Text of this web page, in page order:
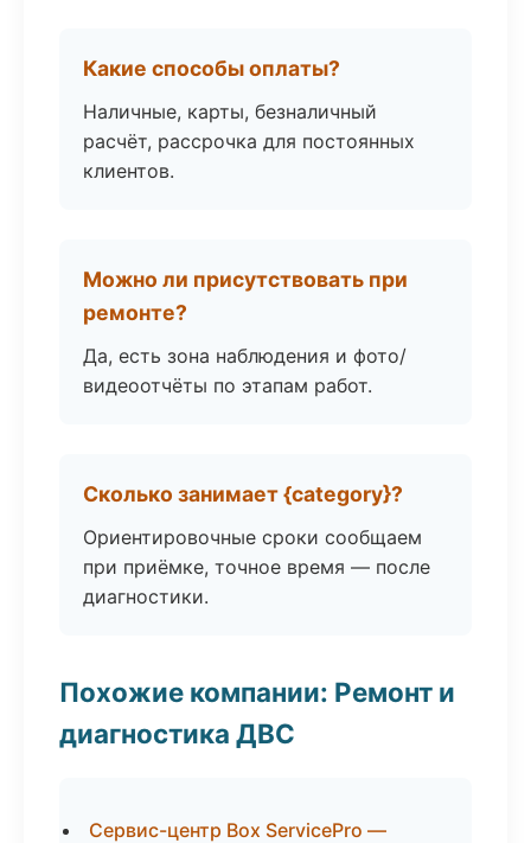
Какие способы оплаты?
Наличные, карты, безналичный
расчёт, рассрочка для постоянных
клиентов.
Можно ли присутствовать при
ремонте?
Да, есть зона наблюдения и фото/
видеоотчёты по этапам работ.
Сколько занимает {category}?
Ориентировочные сроки сообщаем
при приёмке, точное время — после
диагностики.
Похожие компании: Ремонт и
диагностика ДВС
Сервис-центр Box ServicePro —